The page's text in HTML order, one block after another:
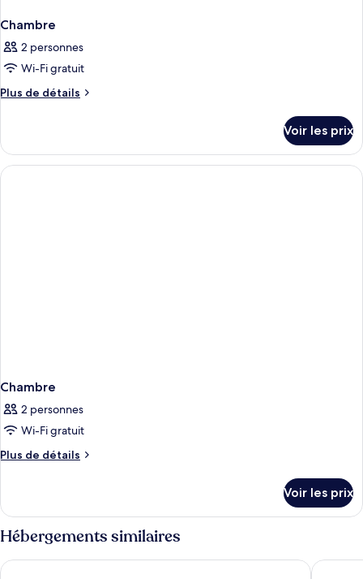
Chambre
2 personnes
Wi-Fi gratuit
Plus de détails
Plus
le
type
de
Voir les prix
Chambre
2 personnes
Wi-Fi gratuit
Plus de détails
Plus
le
type
de
chambre
Chambre
Voir les prix
Hébergements similaires
Hotel ibis Nemours hotelF1